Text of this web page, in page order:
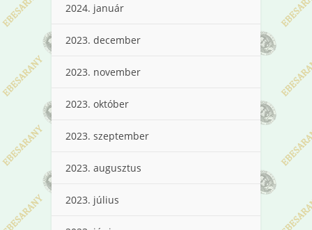
2024. január
2023. december
2023. november
2023. október
2023. szeptember
2023. augusztus
2023. július